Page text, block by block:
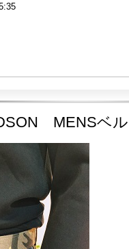
MENSベ